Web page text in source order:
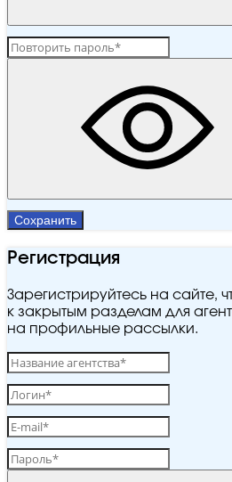
Сохранить
Регистрация
Зарегистрируйтесь на сайте,
к закрытым разделам для
на профильные рассылки.